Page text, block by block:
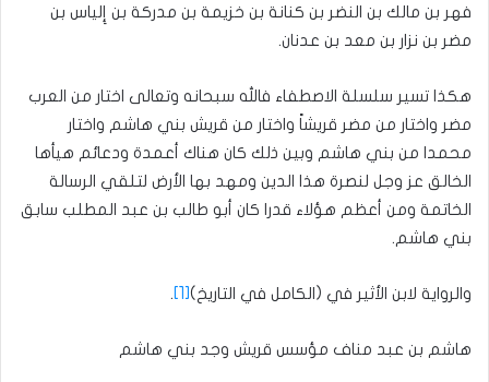
فهر بن مالك بن النضر بن كنانة بن خزيمة بن مدركة بن إِلياس بن
مضر بن نزار بن معد بن عدنان‏.‏
هكذا تسير سلسلة الاصطفاء فالله سبحانه وتعالى اختار من العرب
مضر واختار من مضر قريشاً واختار من قريش بني هاشم واختار
محمدا من بني هاشم وبين ذلك كان هناك أعمدة ودعائم هيأها
الخالق عز وجل لنصرة هذا الدين ومهد بها الأرض لتلقي الرسالة
الخاتمة ومن أعظم هؤلاء قدرا كان أبو طالب بن عبد المطلب سابق
بني هاشم.
والرواية لابن الأثير في (الكامل في التاريخ)[1]
.‏
هاشم بن عبد مناف مؤسس قريش وجد بني هاشم